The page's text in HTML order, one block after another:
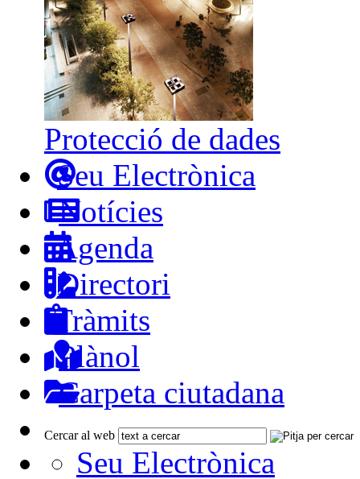
Protecció de dades
Seu Electrònica
Notícies
Agenda
Directori
Tràmits
Plànol
Carpeta ciutadana
Cercar al web
Seu Electrònica